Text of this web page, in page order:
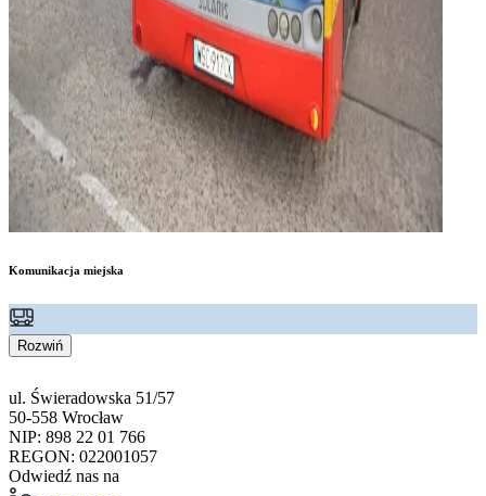
Komunikacja miejska
Rozwiń
ul. Świeradowska 51/57
50-558 Wrocław
NIP: 898 22 01 766
REGON: 022001057
Odwiedź nas na